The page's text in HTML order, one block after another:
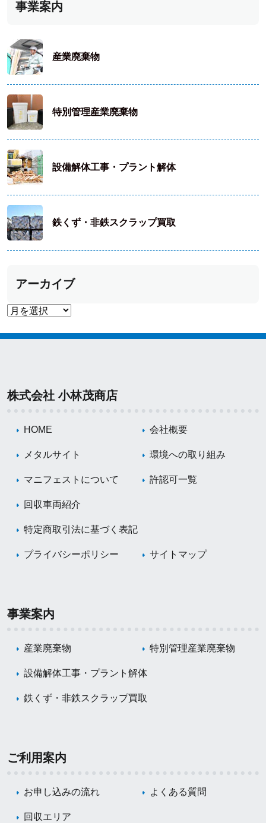
事業案内
産業廃棄物
特別管理産業廃棄物
設備解体工事・プラント解体
鉄くず・非鉄スクラップ買取
アーカイブ
株式会社 小林茂商店
HOME 会社概要
メタルサイト 環境への取り組み
マニフェストについて 許認可一覧
回収車両紹介
特定商取引法に基づく表記
プライバシーポリシー サイトマップ
事業案内
産業廃棄物 特別管理産業廃棄物
設備解体工事・プラント解体
鉄くず・非鉄スクラップ買取
ご利用案内
お申し込みの流れ よくある質問
回収エリア